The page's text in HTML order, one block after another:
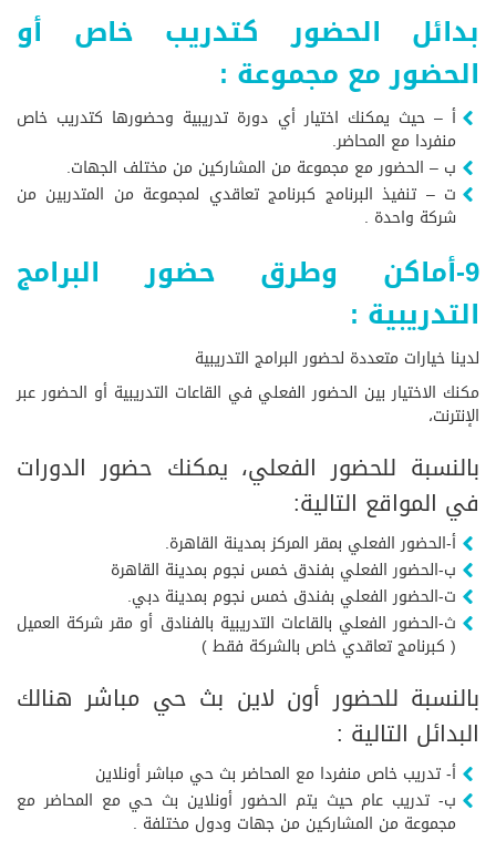
بدائل الحضور كتدريب خاص أو
الحضور مع مجموعة :
أ – حيث يمكنك اختيار أي دورة تدريبية وحضورها كتدريب خاص
منفردا مع المحاضر.
ب – الحضور مع مجموعة من المشاركين من مختلف الجهات.
ت – تنفيذ البرنامج كبرنامج تعاقدي لمجموعة من المتدربين من
شركة واحدة .
9-أماكن وطرق حضور البرامج
التدريبية :
لدينا خيارات متعددة لحضور البرامج التدريبية
مكنك الاختيار بين الحضور الفعلي في القاعات التدريبية أو الحضور عبر
الإنترنت،
بالنسبة للحضور الفعلي، يمكنك حضور الدورات
في المواقع التالية:
أ-الحضور الفعلي بمقر المركز بمدينة القاهرة.
ب-الحضور الفعلي بفندق خمس نجوم بمدينة القاهرة
ت-الحضور الفعلي بفندق خمس نجوم بمدينة دبي.
ث-الحضور الفعلي بالقاعات التدريبية بالفنادق أو مقر شركة العميل
( كبرنامج تعاقدي خاص بالشركة فقط )
بالنسبة للحضور أون لاين بث حي مباشر هنالك
البدائل التالية :
أ- تدريب خاص منفردا مع المحاضر بث حي مباشر أونلاين
ب- تدريب عام حيث يتم الحضور أونلاين بث حي مع المحاضر مع
مجموعة من المشاركين من جهات ودول مختلفة .